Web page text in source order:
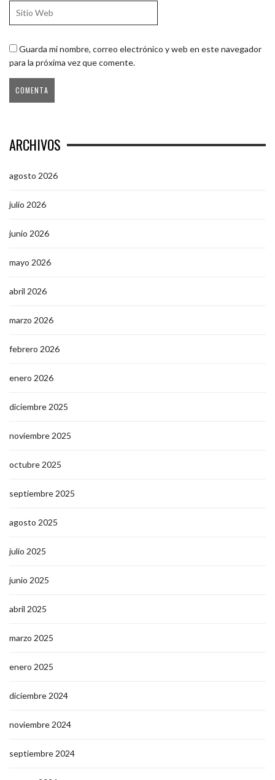
Guarda mi nombre, correo electrónico y web en este navegador
para la próxima vez que comente.
ARCHIVOS
agosto 2026
julio 2026
junio 2026
mayo 2026
abril 2026
marzo 2026
febrero 2026
enero 2026
diciembre 2025
noviembre 2025
octubre 2025
septiembre 2025
agosto 2025
julio 2025
junio 2025
abril 2025
marzo 2025
enero 2025
diciembre 2024
noviembre 2024
septiembre 2024